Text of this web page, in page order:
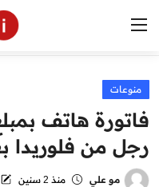
الرئيسية
اخبار مصر
العالم
منوعات
رجل من فلوريدا
مو علي منذ 2 سنين